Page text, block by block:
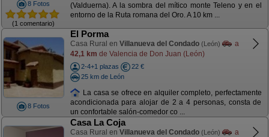
8 Fotos
(1 comentario)
(Valduerna). A la sombra del mítico monte Teleno y en el
entorno de la Ruta romana del Oro. A 10 km ...
8 Fotos
El Porma
Casa Rural en Villanueva del Condado (León)
a
42,1 km de Valencia de Don Juan (León)
2-4+1 plazas
22 €
25 km de León
La casa se ofrece en alquiler completo, perfectamente
acondicionada para alojar de 2 a 4 personas, consta de
un confortable salón-comedor co ...
Casa La Coja
Casa Rural en Villanueva del Condado (León)
a